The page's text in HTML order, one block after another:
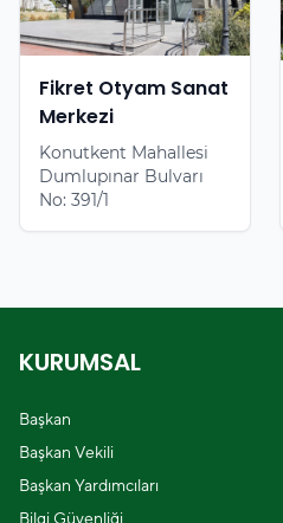
Fikret Otyam Sanat
Merkezi
Konutkent Mahallesi
Dumlupınar Bulvarı
No: 391/1
KURUMSAL
Başkan
Başkan Vekili
Başkan Yardımcıları
Bilgi Güvenliği